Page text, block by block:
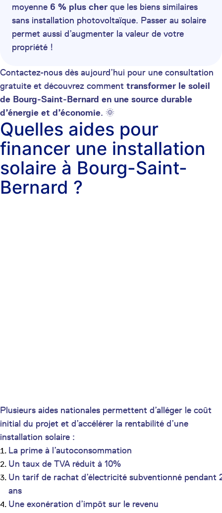
moyenne 6 % plus cher que les biens similaires
sans installation photovoltaïque. Passer au solaire
permet aussi d’augmenter la valeur de votre
propriété !
Contactez-nous dès aujourd’hui pour une consultation
gratuite et découvrez comment transformer le soleil
de Bourg-Saint-Bernard en une source durable
d’énergie et d’économie. 🌞
Quelles aides pour
financer une installation
solaire à Bourg-Saint-
Bernard ?
Plusieurs aides nationales permettent d’alléger le coût
initial du projet et d’accélérer la rentabilité d’une
installation solaire :
La prime à l’autoconsommation
Un taux de TVA réduit à 10%
Un tarif de rachat d’électricité subventionné pendant
ans
Une exonération d’impôt sur le revenu